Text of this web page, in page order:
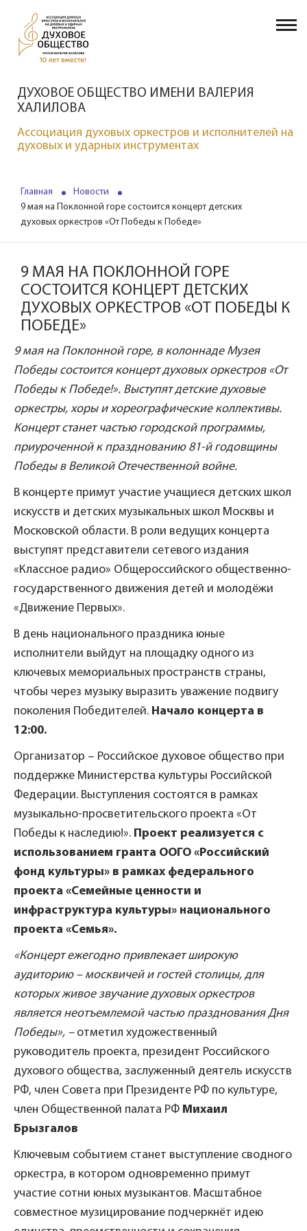
ДУХОВОЕ ОБЩЕСТВО ИМЕНИ ВАЛЕРИЯ
ХАЛИЛОВА
Ассоциация духовых оркестров и исполнителей на
духовых и ударных инструментах
Главная
Новости
9 мая на Поклонной горе состоится концерт детских
духовых оркестров «От Победы к Победе»
9 МАЯ НА ПОКЛОННОЙ ГОРЕ
СОСТОИТСЯ КОНЦЕРТ ДЕТСКИХ
ДУХОВЫХ ОРКЕСТРОВ «ОТ ПОБЕДЫ К
ПОБЕДЕ»
9 мая на Поклонной горе, в колоннаде Музея
Победы состоится концерт духовых оркестров «От
Победы к Победе!». Выступят детские духовые
оркестры, хоры и хореографические коллективы.
Концерт станет частью городской программы,
приуроченной к празднованию 81-й годовщины
Победы в Великой Отечественной войне.
В концерте примут участие учащиеся детских школ
искусств и детских музыкальных школ Москвы и
Московской области. В роли ведущих концерта
выступят представители сетевого издания
«Классное радио» Общероссийского общественно-
государственного движения детей и молодёжи
«Движение Первых».
В день национального праздника юные
исполнители выйдут на площадку одного из
ключевых мемориальных пространств страны,
чтобы через музыку выразить уважение подвигу
поколения Победителей. Начало концерта в
12:00.
Организатор – Российское духовое общество при
поддержке Министерства культуры Российской
Федерации. Выступления состоятся в рамках
музыкально-просветительского проекта «От
Победы к наследию!». Проект реализуется с
использованием гранта ООГО «Российский
фонд культуры» в рамках федерального
проекта «Семейные ценности и
инфраструктура культуры» национального
проекта «Семья».
«Концерт ежегодно привлекает широкую
аудиторию – москвичей и гостей столицы, для
которых живое звучание духовых оркестров
является неотъемлемой частью празднования Дня
Победы», – отметил художественный
руководитель проекта, президент Российского
духового общества, заслуженный деятель искусств
РФ, член Совета при Президенте РФ по культуре,
член Общественной палата РФ Михаил
Брызгалов
Ключевым событием станет выступление сводного
оркестра, в котором одновременно примут
участие сотни юных музыкантов. Масштабное
совместное музицирование подчеркнёт идею